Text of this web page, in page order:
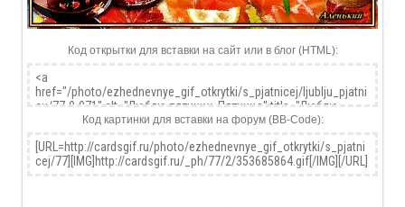
Код открытки для вставки на сайт или в блог (HTML):
Код картинки для вставки на форум (BB-Code):